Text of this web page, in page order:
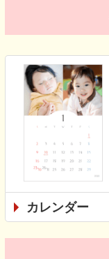
カレンダー